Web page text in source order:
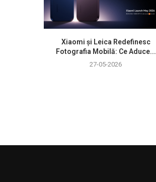
Xiaomi și Leica Redefinesc
Fotografia Mobilă: Ce Aduce...
27-05-2026